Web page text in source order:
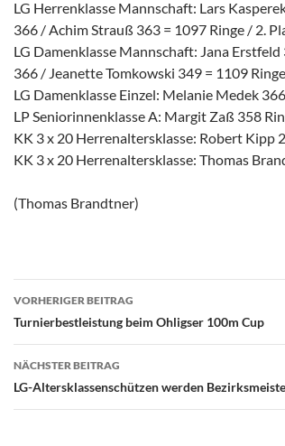
LG Herrenklasse Mannschaft: Lars
366 / Achim Strauß 363 = 1097 Ringe / 2.
LG Damenklasse Mannschaft: Jana
366 / Jeanette Tomkowski 349 = 1109
LG Damenklasse Einzel: Melanie Medek
LP Seniorinnenklasse A: Margit Zaß 358
KK 3 x 20 Herrenaltersklasse: Robert Kipp
KK 3 x 20 Herrenaltersklasse: Thomas
(Thomas Brandtner)
Beitragsnavigation
VORHERIGER BEITRAG
Turnierbestleistung beim Ohligser 100m Cup
NÄCHSTER BEITRAG
LG-Altersklassenschützen werden